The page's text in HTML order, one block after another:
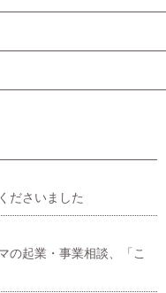
ださいました
の起業・事業相談、「こ